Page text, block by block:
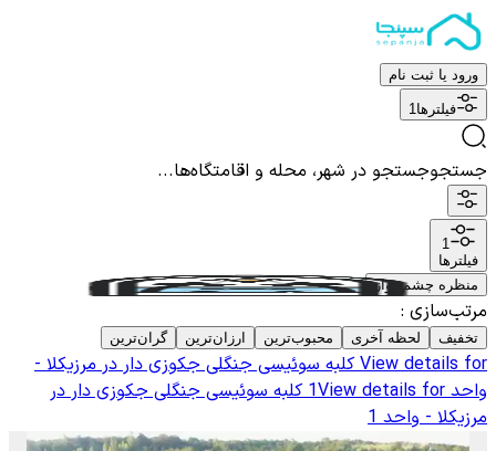
ورود یا ثبت نام
فیلترها1
جستجوجستجو در شهر، محله و اقامتگاه‌ها...
1
فیلترها
منظره چشم نواز
مرتب‌سازی :
تخفیف لحظه آخری محبوب‌ترین ارزان‌ترین گران‌ترین
View details for کلبه سوئیسی جنگلی جکوزی دار در مرزیکلا -
واحد 1View details for کلبه سوئیسی جنگلی جکوزی دار در
مرزیکلا - واحد 1